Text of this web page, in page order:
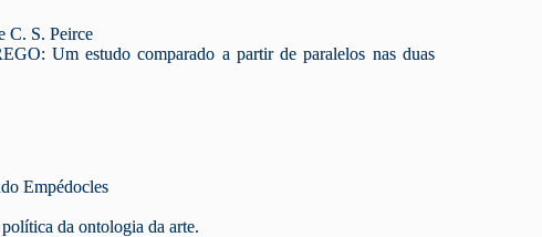
C. S. Peirce
Um estudo comparado a partir de paralelos nas duas
Empédocles
da ontologia da arte.